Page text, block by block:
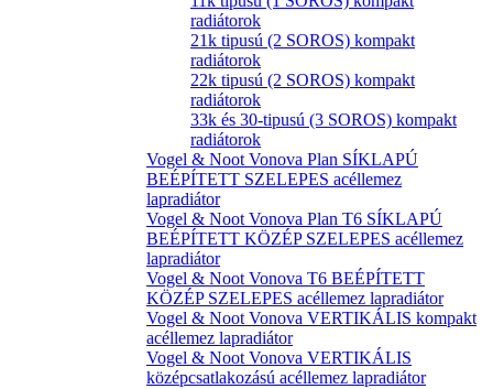
radiátorok
21k tipusú (2 SOROS) kompakt
radiátorok
22k tipusú (2 SOROS) kompakt
radiátorok
33k és 30-tipusú (3 SOROS) kompakt
radiátorok
Vogel & Noot Vonova Plan SÍKLAPÚ
BEÉPÍTETT SZELEPES acéllemez
lapradiátor
Vogel & Noot Vonova Plan T6 SÍKLAPÚ
BEÉPÍTETT KÖZÉP SZELEPES acéllemez
lapradiátor
Vogel & Noot Vonova T6 BEÉPÍTETT
KÖZÉP SZELEPES acéllemez lapradiátor
Vogel & Noot Vonova VERTIKÁLIS kompakt
acéllemez lapradiátor
Vogel & Noot Vonova VERTIKÁLIS
középcsatlakozású acéllemez lapradiátor